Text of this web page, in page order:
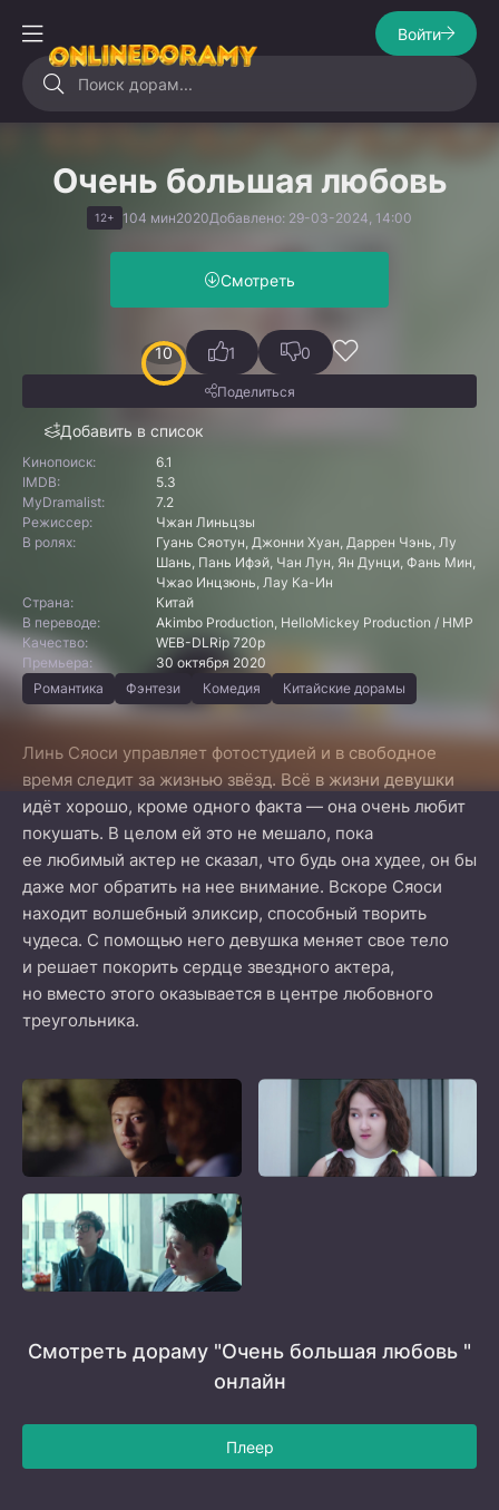
Войти
Очень большая любовь
12+ 104 мин2020Добавлено: 29-03-2024, 14:00
Смотреть
10
Добавить в список
1 0
Поделиться
Кинопоиск:
6.1
IMDB:
5.3
MyDramalist:
7.2
Режиссер:
Чжан Линьцзы
В ролях:
Гуань Сяотун, Джонни Хуан, Даррен Чэнь, Лу
Шань, Пань Ифэй, Чан Лун, Ян Дунци, Фань Мин,
Чжао Инцзюнь, Лау Ка-Ин
Страна:
Китай
В переводе:
Akimbo Production, HelloMickey Production / HMP
Качество:
WEB-DLRip 720p
Премьера:
30 октября 2020
Романтика
Фэнтези Комедия Китайские дорамы
Линь Сяоси управляет фотостудией и в свободное
время следит за жизнью звёзд. Всё в жизни девушки
идёт хорошо, кроме одного факта — она очень любит
покушать. В целом ей это не мешало, пока
ее любимый актер не сказал, что будь она худее, он бы
даже мог обратить на нее внимание. Вскоре Сяоси
находит волшебный эликсир, способный творить
чудеса. С помощью него девушка меняет свое тело
и решает покорить сердце звездного актера,
но вместо этого оказывается в центре любовного
треугольника.
Смотреть дораму "Очень большая любовь "
онлайн
Плеер